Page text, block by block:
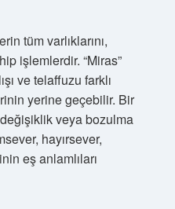
tüm varlıklarını,
işlemlerdir. “Miras”
ve telaffuzu farklı
yerine geçebilir. Bir
veya bozulma
hayırsever,
eş anlamlıları